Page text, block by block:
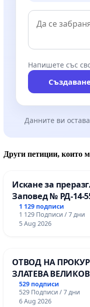
Напишете със
Данните ви
Други петиции, които
Искане за
Заповед № РД-14-
вливането на
промишлени
гр. Пазарджик
1 129 подписи
1 129 Подписи / 7 дни
5 Aug 2026
ОТВОД НА
ЗЛАТЕВА
ДОБРИЧ
529 подписи
529 Подписи / 7 дни
6 Aug 2026